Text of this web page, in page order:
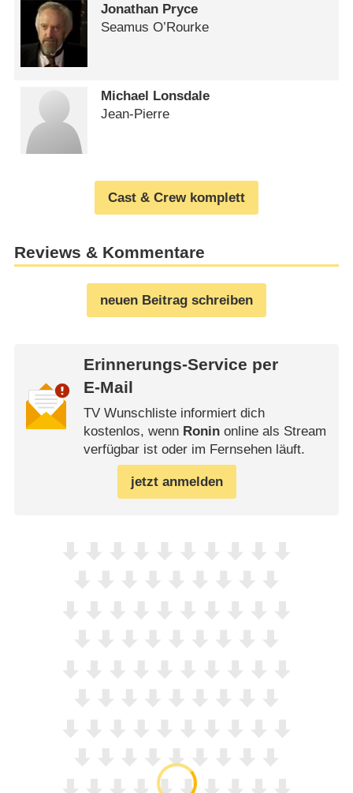
Jonathan Pryce
Seamus O’Rourke
Michael Lonsdale
Jean-Pierre
Cast & Crew komplett
Reviews & Kommentare
neuen Beitrag schreiben
Erinnerungs-Service per
E-Mail
TV Wunschliste informiert dich
kostenlos, wenn Roninonline als Stream
verfügbar ist oder im Fernsehen läuft.
jetzt anmelden